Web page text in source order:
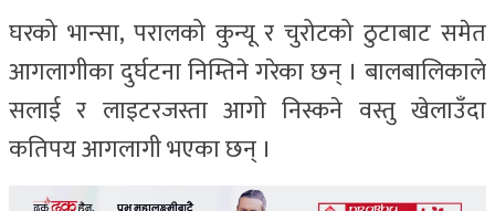
घरको भान्सा, परालको कुन्यू र चुरोटको ठुटाबाट समेत
आगलागीका दुर्घटना निम्तिने गरेका छन् । बालबालिकाले
सलाई र लाइटरजस्ता आगो निस्कने वस्तु खेलाउँदा
कतिपय आगलागी भएका छन् ।